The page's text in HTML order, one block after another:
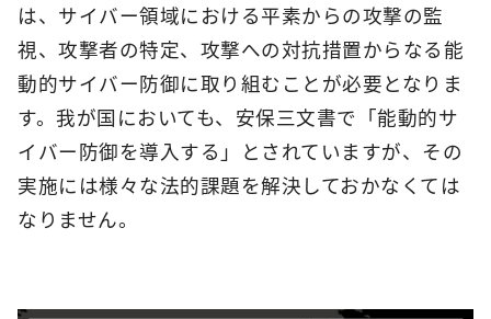
は、サイバー領域における平素からの攻撃の監
視、攻撃者の特定、攻撃への対抗措置からなる能
動的サイバー防御に取り組むことが必要となりま
す。我が国においても、安保三文書で「能動的サ
イバー防御を導入する」とされていますが、その
実施には様々な法的課題を解決しておかなくては
なりません。